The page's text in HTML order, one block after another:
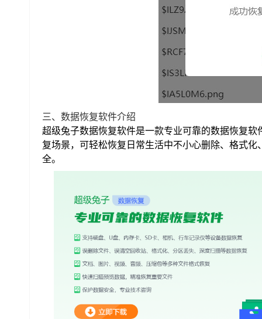
三、数据恢复软件介绍
超级兔子数据恢复软件是一款专业可靠的数据恢复
复场景，可轻松恢复日常生活中不小心删除、格式
全。